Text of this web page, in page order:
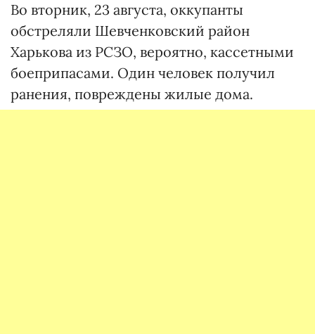
Во вторник, 23 августа, оккупанты
обстреляли Шевченковский район
Харькова из РСЗО, вероятно, кассетными
боеприпасами. Один человек получил
ранения, повреждены жилые дома.